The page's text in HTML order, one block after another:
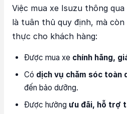
Việc mua xe Isuzu thông
là tuân thủ quy định, mà
thực cho khách hàng:
Được mua xe chính hãng,
Có dịch vụ chăm sóc toàn
đến bảo dưỡng.
Được hưởng ưu đãi, hỗ trợ